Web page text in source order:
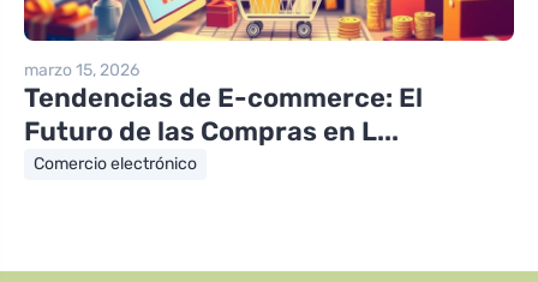
marzo 15, 2026
Tendencias de E-commerce: El
Futuro de las Compras en L...
Comercio electrónico